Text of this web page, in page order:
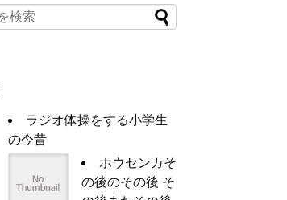
ラジオ体操をする小学生
の今昔
ホウセンカそ
の後のその後 そ